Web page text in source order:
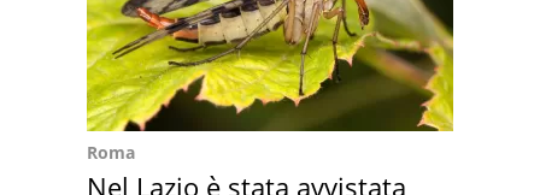
Roma
Nel Lazio è stata avvistata